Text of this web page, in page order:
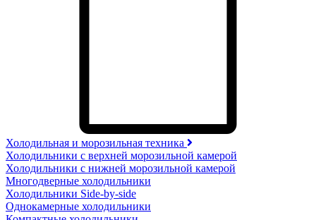
Холодильная и морозильная техника
Холодильники с верхней морозильной камерой
Холодильники с нижней морозильной камерой
Многодверные холодильники
Холодильники Side-by-side
Однокамерные холодильники